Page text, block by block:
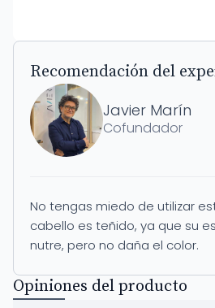
Recomendación del
Javier Marín
Cofundador
No tengas miedo de utilizar
cabello es teñido, ya que su
nutre, pero no daña el color.
Opiniones del producto